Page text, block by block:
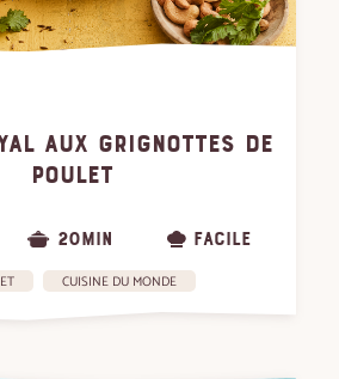
AUX GRIGNOTTES DE
POULET
20MIN FACILE
CUISINE DU MONDE